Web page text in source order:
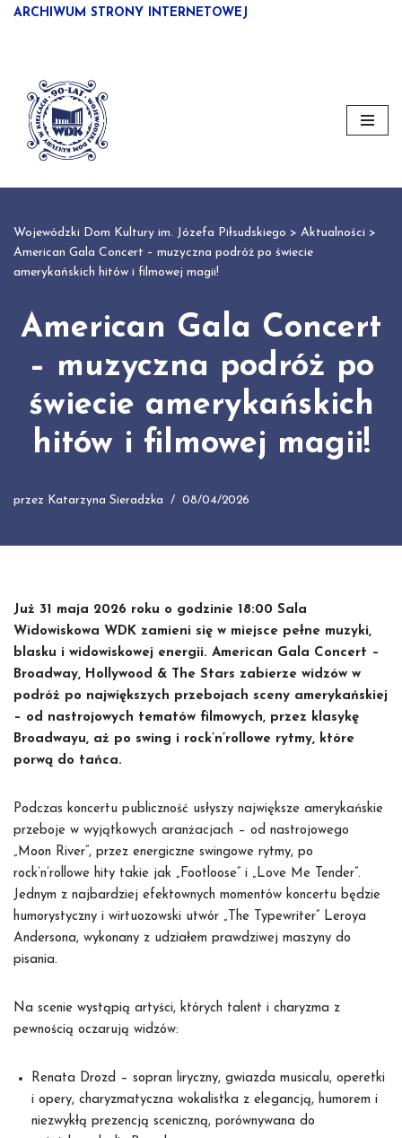
treści
ARCHIWUM STRONY INTERNETOWEJ
Wojewódzki Dom Kultury im. Józefa Piłsudskiego > Aktualności >
American Gala Concert – muzyczna podróż po świecie
amerykańskich hitów i filmowej magii!
American Gala Concert
– muzyczna podróż po
świecie amerykańskich
hitów i filmowej magii!
przez Katarzyna Sieradzka 08/04/2026
Już 31 maja 2026 roku o godzinie 18:00 Sala
Widowiskowa WDK zamieni się w miejsce pełne muzyki,
blasku i widowiskowej energii. American Gala Concert –
Broadway, Hollywood & The Stars zabierze widzów w
podróż po największych przebojach sceny amerykańskiej
– od nastrojowych tematów filmowych, przez klasykę
Broadwayu, aż po swing i rock’n’rollowe rytmy, które
porwą do tańca.
Podczas koncertu publiczność usłyszy największe amerykańskie
przeboje w wyjątkowych aranżacjach – od nastrojowego
„Moon River”, przez energiczne swingowe rytmy, po
rock’n’rollowe hity takie jak „Footloose” i „Love Me Tender”.
Jednym z najbardziej efektownych momentów koncertu będzie
humorystyczny i wirtuozowski utwór „The Typewriter” Leroya
Andersona, wykonany z udziałem prawdziwej maszyny do
pisania.
Na scenie wystąpią artyści, których talent i charyzma z
pewnością oczarują widzów:
Renata Drozd – sopran liryczny, gwiazda musicalu, operetki
i opery, charyzmatyczna wokalistka z elegancją, humorem i
niezwykłą prezencją sceniczną, porównywana do